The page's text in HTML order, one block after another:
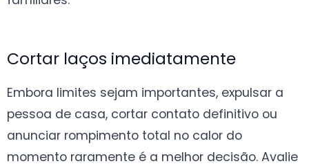
Cortar laços imediatamente
Embora limites sejam importantes, expulsar a
pessoa de casa, cortar contato definitivo ou
anunciar rompimento total no calor do
momento raramente é a melhor decisão. Avalie